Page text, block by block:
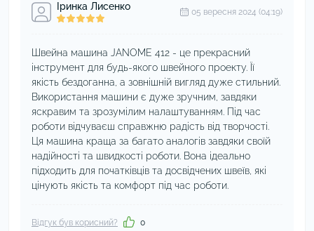
Іринка Лисенко 05 вересня 2024 (04:19)
Швейна машина JANOME 412 - це прекрасний
інструмент для будь-якого швейного проекту. Її
якість бездоганна, а зовнішній вигляд дуже стильний.
Використання машини є дуже зручним, завдяки
яскравим та зрозумілим налаштуванням. Під час
роботи відчуваєш справжню радість від творчості.
Ця машина краща за багато аналогів завдяки своїй
надійності та швидкості роботи. Вона ідеально
підходить для початківців та досвідчених швеїв, які
цінують якість та комфорт під час роботи.
Відгук був корисний? 0